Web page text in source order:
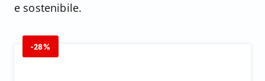
e sostenibile.
-28%